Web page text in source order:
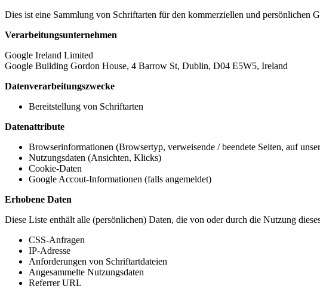
Dies ist eine Sammlung von Schriftarten für den kommerziellen und persönlichen
Verarbeitungsunternehmen
Google Ireland Limited
Google Building Gordon House, 4 Barrow St, Dublin, D04 E5W5, Ireland
Datenverarbeitungszwecke
Bereitstellung von Schriftarten
Datenattribute
Browserinformationen (Browsertyp, verweisende / beendete Seiten, auf
Nutzungsdaten (Ansichten, Klicks)
Cookie-Daten
Google Accout-Informationen (falls angemeldet)
Erhobene Daten
Diese Liste enthält alle (persönlichen) Daten, die von oder durch die Nutzung
CSS-Anfragen
IP-Adresse
Anforderungen von Schriftartdateien
Angesammelte Nutzungsdaten
Referrer URL